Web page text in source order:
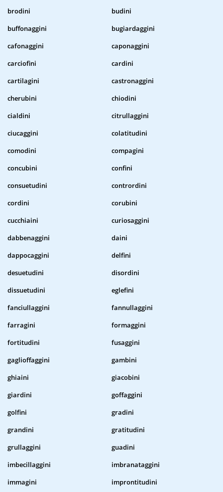
brodini
budini
buffonaggini
bugiardaggini
cafonaggini
caponaggini
carciofini
cardini
cartilagini
castronaggini
cherubini
chiodini
cialdini
citrullaggini
ciucaggini
colatitudini
comodini
compagini
concubini
confini
consuetudini
contrordini
cordini
corubini
cucchiaini
curiosaggini
dabbenaggini
daini
dappocaggini
delfini
desuetudini
disordini
dissuetudini
eglefini
fanciullaggini
fannullaggini
farragini
formaggini
fortitudini
fusaggini
gaglioffaggini
gambini
ghiaini
giacobini
giardini
goffaggini
golfini
gradini
grandini
gratitudini
grullaggini
guadini
imbecillaggini
imbranataggini
immagini
improntitudini